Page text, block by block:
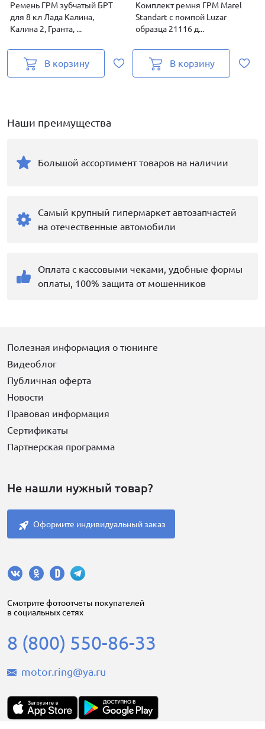
Ремень ГРМ зубчатый БРТ
для 8 кл Лада Калина,
Калина 2, Гранта, ...
В корзину
Комплект ремня ГРМ Marel
Standart с помпой Luzar
образца 21116 д...
В корзину
Наши преимущества
Большой ассортимент товаров на наличии
Самый крупный гипермаркет автозапчастей
на отечественные автомобили
Оплата с кассовыми чеками, удобные формы
оплаты, 100% защита от мошенников
Полезная информация о тюнинге
Видеоблог
Публичная оферта
Новости
Правовая информация
Сертификаты
Партнерская программа
Не нашли нужный товар?
Оформите индивидуальный заказ
Cмотрите фотоотчеты покупателей
в социальных сетях
8 (800) 550-86-33
motor.ring@ya.ru